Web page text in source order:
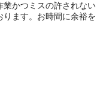
業かつミスの許されない
ます。お時間に余裕を